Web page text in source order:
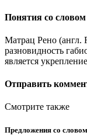
Понятия со словом
Матрац Рено (англ.
разновидность
является
Отправить
Смотрите также
Предложения со